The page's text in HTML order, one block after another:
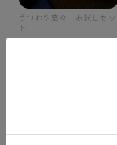
うつわや悠々 お試しセッ
ト